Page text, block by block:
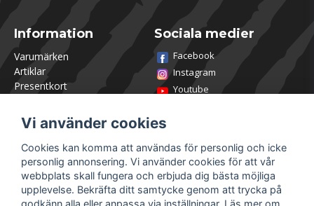
Information
Varumärken
Artiklar
Presentkort
Om Utklasad
Team Utklasad
Recensera och vinn
Öppettider Lagershop
Jobba hos oss
Returer
Sociala medier
Facebook
Instagram
Youtube
Vi använder cookies
Cookies kan komma att användas för personlig och icke
personlig annonsering. Vi använder cookies för att vår
webbplats skall fungera och erbjuda dig bästa möjliga
upplevelse. Bekräfta ditt samtycke genom att trycka på
godkänn alla eller anpassa via inställningar. Läs mer om